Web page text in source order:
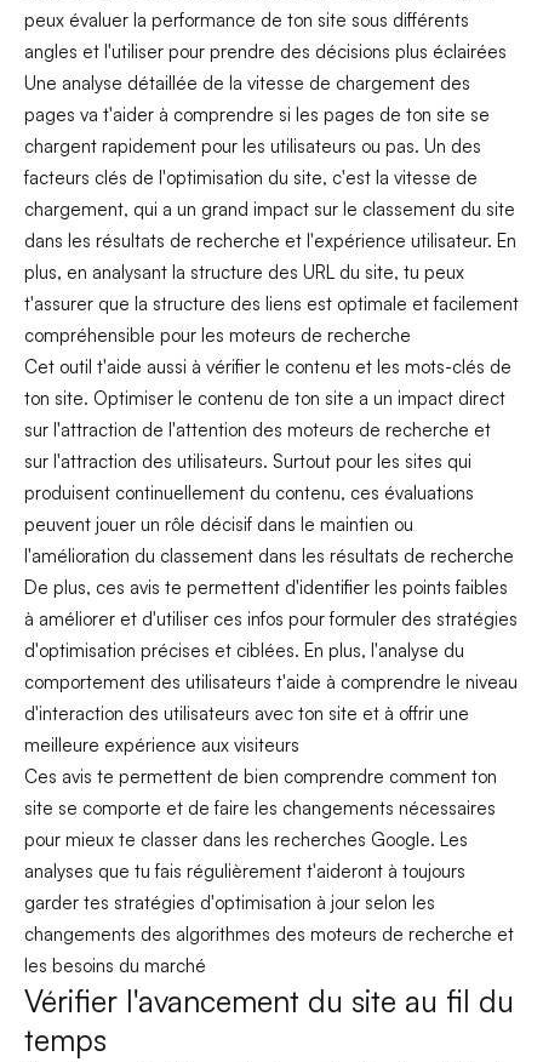
peux évaluer la performance de ton site sous différents
angles et l'utiliser pour prendre des décisions plus éclairées
Une analyse détaillée de la vitesse de chargement des
pages va t'aider à comprendre si les pages de ton site se
chargent rapidement pour les utilisateurs ou pas. Un des
facteurs clés de l'optimisation du site, c'est la vitesse de
chargement, qui a un grand impact sur le classement du site
dans les résultats de recherche et l'expérience utilisateur. En
plus, en analysant la structure des URL du site, tu peux
t'assurer que la structure des liens est optimale et facilement
compréhensible pour les moteurs de recherche
Cet outil t'aide aussi à vérifier le contenu et les mots-clés de
ton site. Optimiser le contenu de ton site a un impact direct
sur l'attraction de l'attention des moteurs de recherche et
sur l'attraction des utilisateurs. Surtout pour les sites qui
produisent continuellement du contenu, ces évaluations
peuvent jouer un rôle décisif dans le maintien ou
l'amélioration du classement dans les résultats de recherche
De plus, ces avis te permettent d'identifier les points faibles
à améliorer et d'utiliser ces infos pour formuler des stratégies
d'optimisation précises et ciblées. En plus, l'analyse du
comportement des utilisateurs t'aide à comprendre le niveau
d'interaction des utilisateurs avec ton site et à offrir une
meilleure expérience aux visiteurs
Ces avis te permettent de bien comprendre comment ton
site se comporte et de faire les changements nécessaires
pour mieux te classer dans les recherches Google. Les
analyses que tu fais régulièrement t'aideront à toujours
garder tes stratégies d'optimisation à jour selon les
changements des algorithmes des moteurs de recherche et
les besoins du marché
Vérifier l'avancement du site au fil du
temps